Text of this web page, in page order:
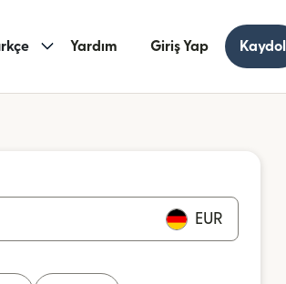
Yardım Giriş Yap Kaydol
EUR